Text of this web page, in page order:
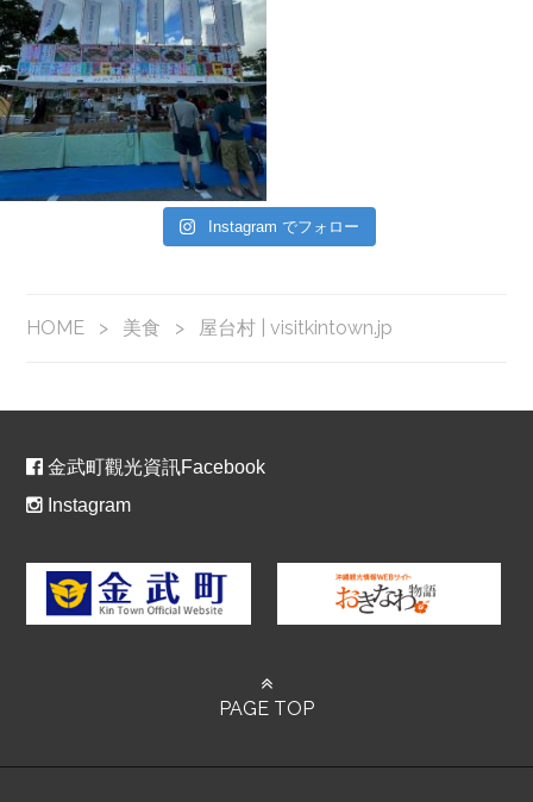
Instagram でフォロー
HOME > 美食 > 屋台村 | visitkintown.jp
金武町觀光資訊Facebook
Instagram
PAGE TOP